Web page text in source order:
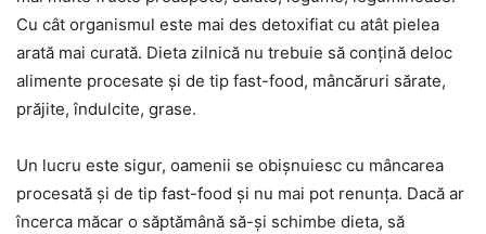
Cu cât organismul este mai des detoxifiat cu atât pielea
arată mai curată. Dieta zilnică nu trebuie să conțină deloc
alimente procesate și de tip fast-food, mâncăruri sărate,
prăjite, îndulcite, grase.
Un lucru este sigur, oamenii se obișnuiesc cu mâncarea
procesată și de tip fast-food și nu mai pot renunța. Dacă ar
încerca măcar o săptămână să-și schimbe dieta, să